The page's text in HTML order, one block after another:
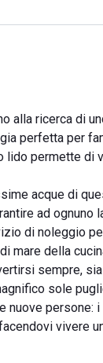
alla ricerca di
perfetta per
permette di
acque di
ad ognuno
di noleggio
mare della
sempre,
sole
nuove persone:
vivere